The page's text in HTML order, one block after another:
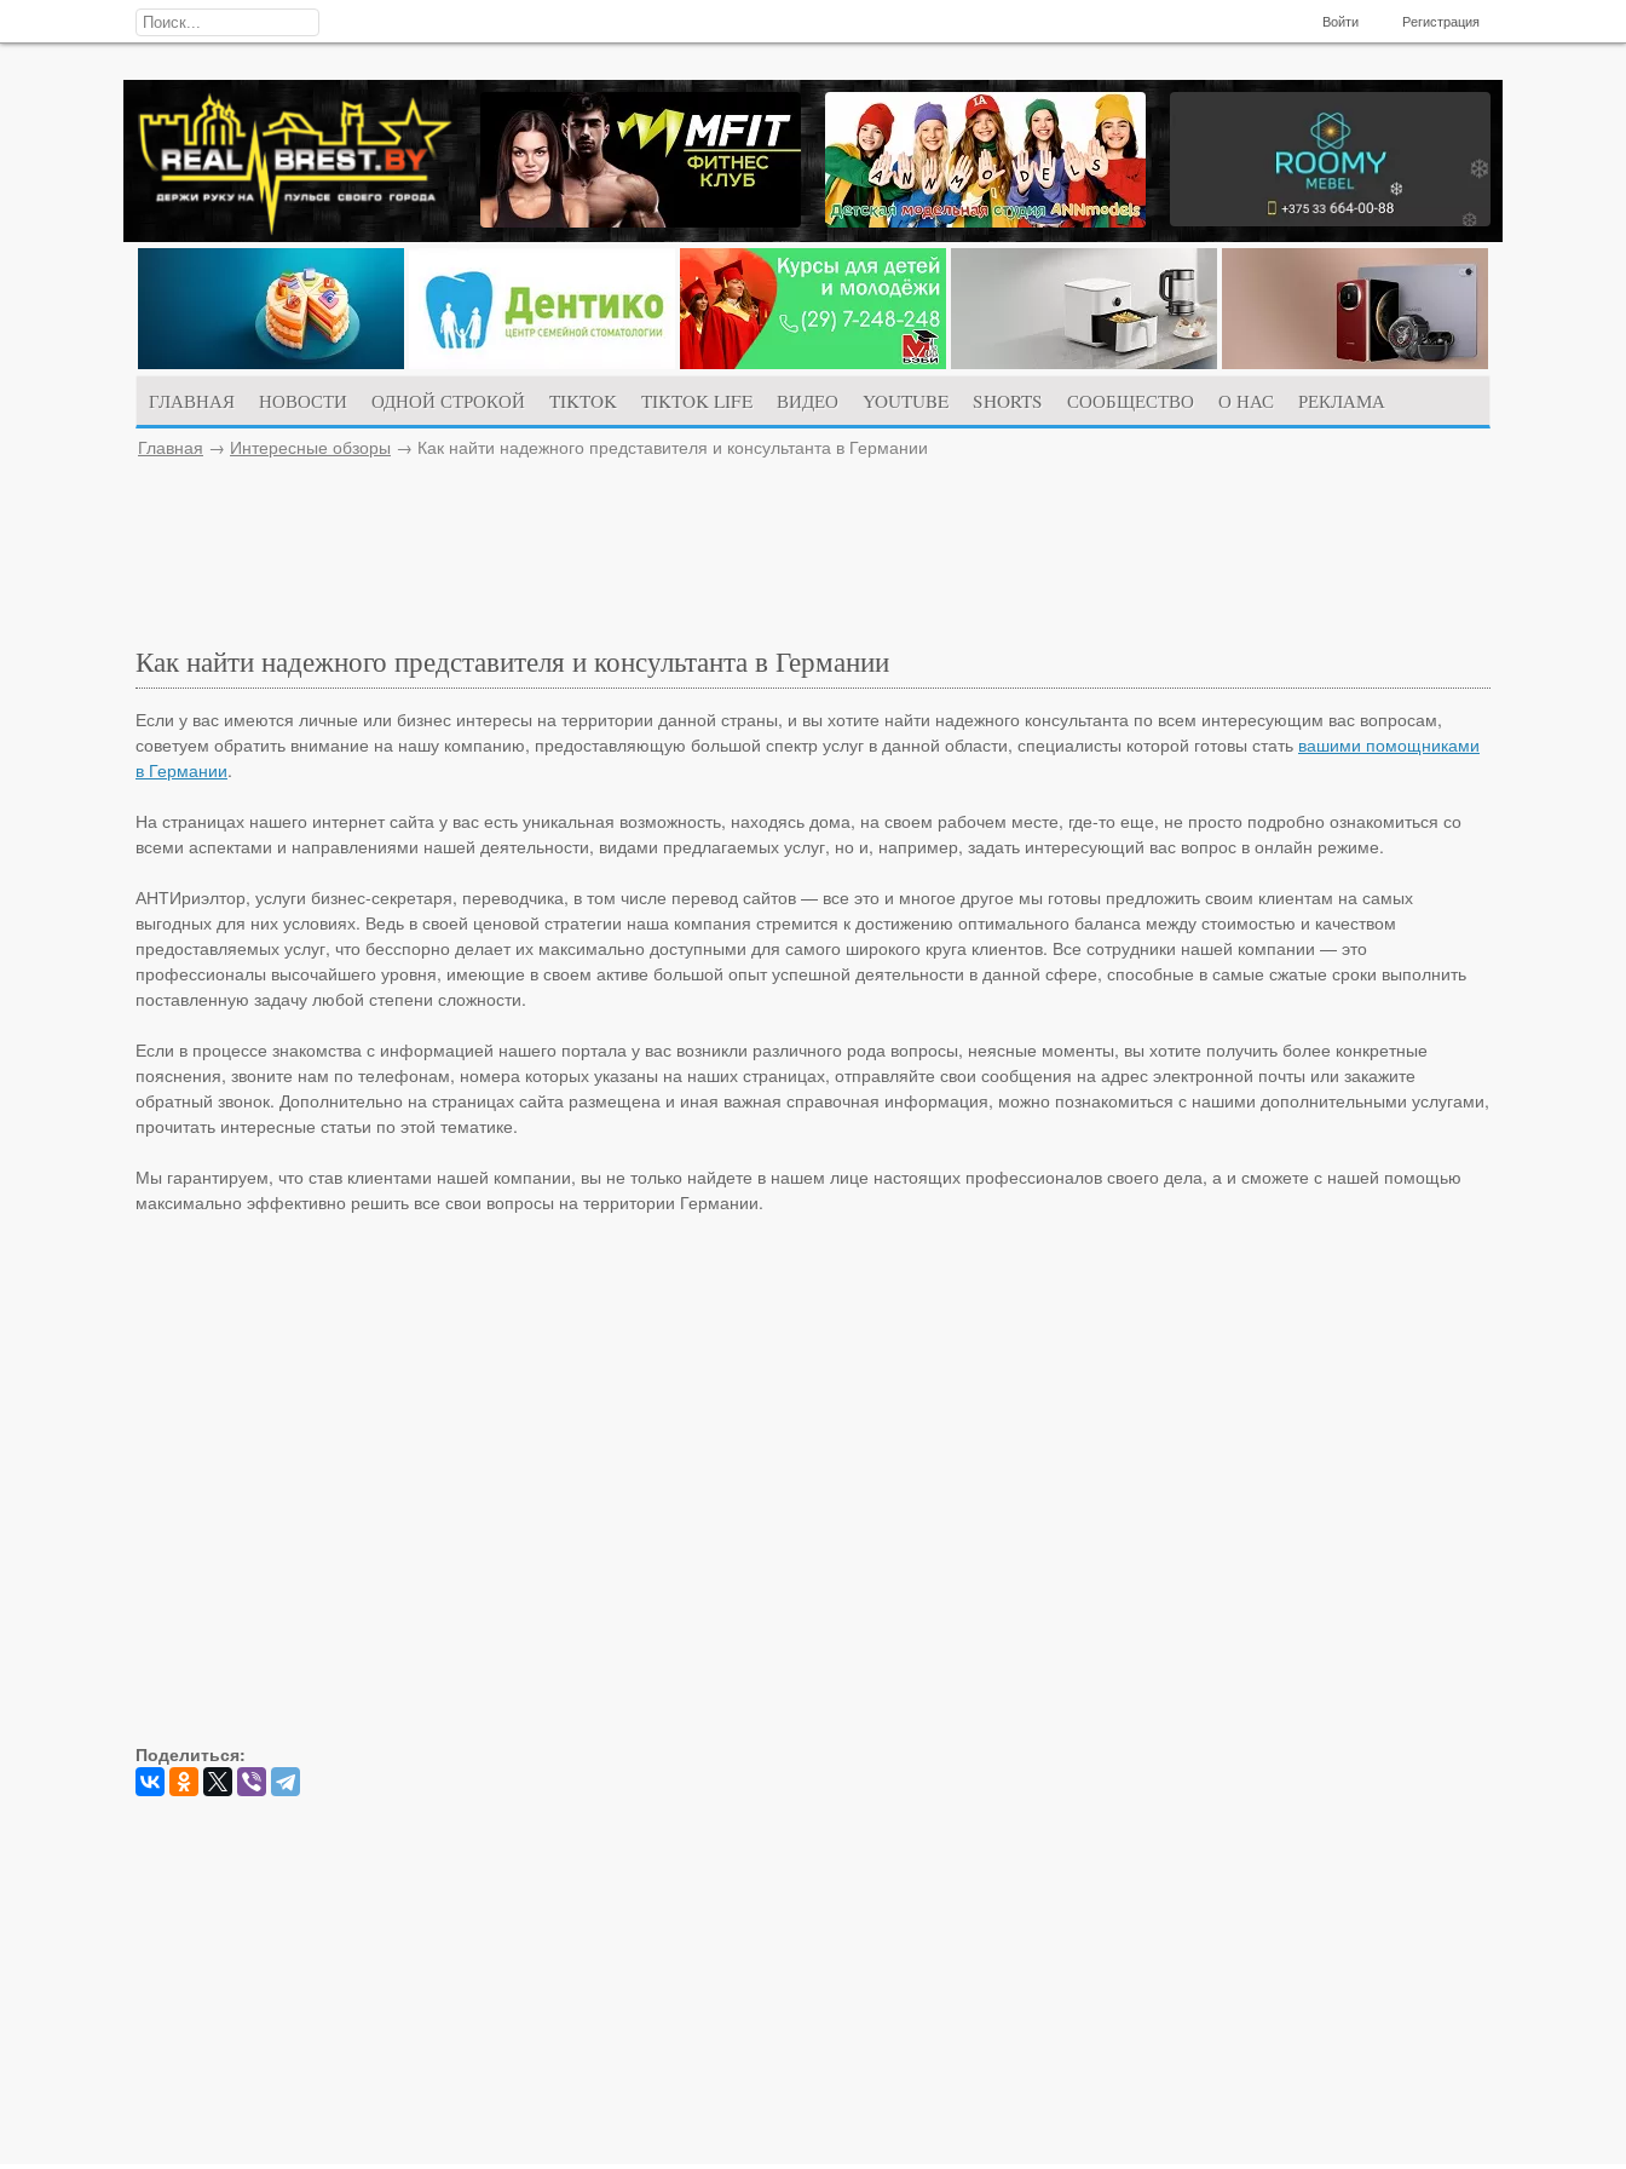
Войти Регистрация
ГЛАВНАЯ НОВОСТИ ОДНОЙ СТРОКОЙ TIKTOK TIKTOK LIFE ВИДЕО YOUTUBE SHORTS СООБЩЕСТВО О НАС
РЕКЛАМА
Главная → Интересные обзоры → Как найти надежного представителя и консультанта в Германии
Как найти надежного представителя и консультанта в Германии
Если у вас имеются личные или бизнес интересы на территории данной страны, и вы хотите найти надежного консультанта по всем интересующим вас вопросам,
советуем обратить внимание на нашу компанию, предоставляющую большой спектр услуг в данной области, специалисты которой готовы стать вашими помощниками
в Германии.
На страницах нашего интернет сайта у вас есть уникальная возможность, находясь дома, на своем рабочем месте, где-то еще, не просто подробно ознакомиться со
всеми аспектами и направлениями нашей деятельности, видами предлагаемых услуг, но и, например, задать интересующий вас вопрос в онлайн режиме.
АНТИриэлтор, услуги бизнес-секретаря, переводчика, в том числе перевод сайтов — все это и многое другое мы готовы предложить своим клиентам на самых
выгодных для них условиях. Ведь в своей ценовой стратегии наша компания стремится к достижению оптимального баланса между стоимостью и качеством
предоставляемых услуг, что бесспорно делает их максимально доступными для самого широкого круга клиентов. Все сотрудники нашей компании — это
профессионалы высочайшего уровня, имеющие в своем активе большой опыт успешной деятельности в данной сфере, способные в самые сжатые сроки выполнить
поставленную задачу любой степени сложности.
Если в процессе знакомства с информацией нашего портала у вас возникли различного рода вопросы, неясные моменты, вы хотите получить более конкретные
пояснения, звоните нам по телефонам, номера которых указаны на наших страницах, отправляйте свои сообщения на адрес электронной почты или закажите
обратный звонок. Дополнительно на страницах сайта размещена и иная важная справочная информация, можно познакомиться с нашими дополнительными услугами,
прочитать интересные статьи по этой тематике.
Мы гарантируем, что став клиентами нашей компании, вы не только найдете в нашем лице настоящих профессионалов своего дела, а и сможете с нашей помощью
максимально эффективно решить все свои вопросы на территории Германии.
Поделиться: